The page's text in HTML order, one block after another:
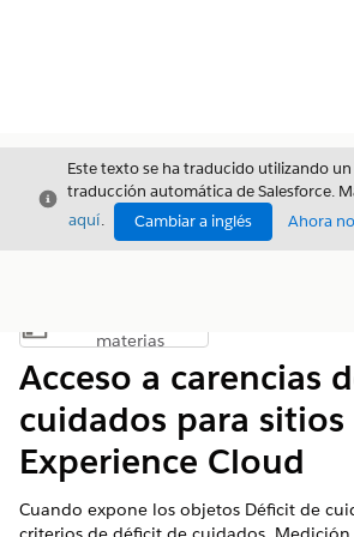
Cerrar
Este texto se ha traducido utilizando
traducción automática de Salesforce.
aquí. Cambiar a inglés Ahora no
Mostrar índice de materias
materias
Acceso a carencias
cuidados para sitios
Experience Cloud
Cuando expone los objetos Déficit de